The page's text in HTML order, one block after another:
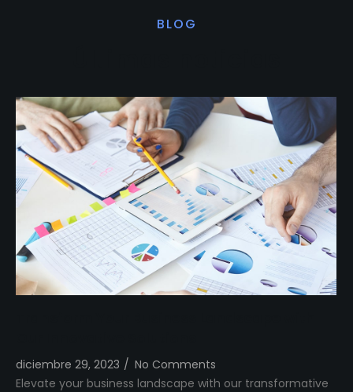
BLOG
diciembre 29, 2023 / No Comments
Elevate your business landscape with our transformative